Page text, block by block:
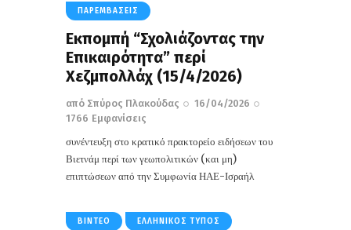
ΠΑΡΕΜΒΆΣΕΙΣ
Εκπομπή “Σχολιάζοντας την
Επικαιρότητα” περί
Χεζμπολλάχ (15/4/2026)
από Σπύρος Πλακούδας
16/04/2026
1766 Εμφανίσεις
συνέντευξη στο κρατικό πρακτορείο ειδήσεων του
Βιετνάμ περί των γεωπολιτικών (και μη)
επιπτώσεων από την Συμφωνία ΗΑΕ-Ισραήλ
ΒΊΝΤΕΟ ΕΛΛΗΝΙΚΌΣ ΤΎΠΟΣ